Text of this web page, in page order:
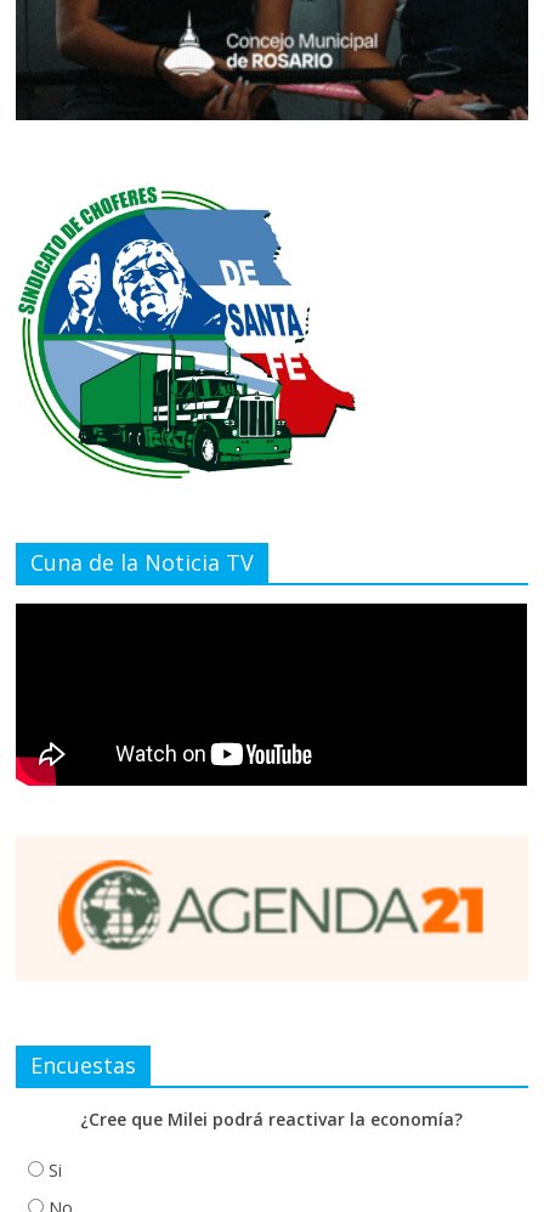
Cuna de la Noticia TV
Encuestas
¿Cree que Milei podrá reactivar la economía?
Si